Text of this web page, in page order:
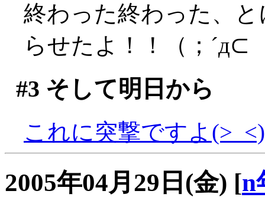
終わった終わった、
らせたよ！！（；´д⊂
#3 そして明日から
これに突撃ですよ(>_<)
2005年04月29日(金) [n